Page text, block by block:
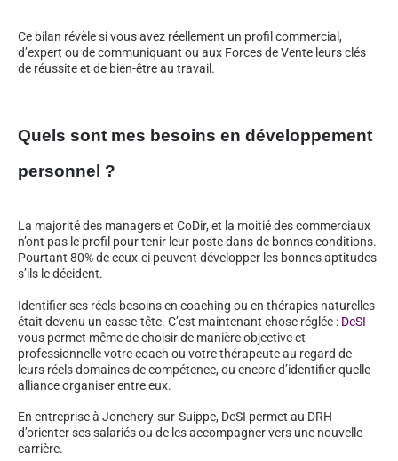
Ce bilan révèle si vous avez réellement un profil commercial,
d’expert ou de communiquant ou aux Forces de Vente leurs clés
de réussite et de bien-être au travail.
Quels sont mes besoins en développement
personnel ?
La majorité des managers et CoDir, et la moitié des commerciaux
n’ont pas le profil pour tenir leur poste dans de bonnes conditions.
Pourtant 80% de ceux-ci peuvent développer les bonnes aptitudes
s’ils le décident.
Identifier ses réels besoins en coaching ou en thérapies naturelles
était devenu un casse-tête. C’est maintenant chose réglée : DeSI
vous permet même de choisir de manière objective et
professionnelle votre coach ou votre thérapeute au regard de
leurs réels domaines de compétence, ou encore d’identifier quelle
alliance organiser entre eux.
En entreprise à Jonchery-sur-Suippe, DeSI permet au DRH
d’orienter ses salariés ou de les accompagner vers une nouvelle
carrière.